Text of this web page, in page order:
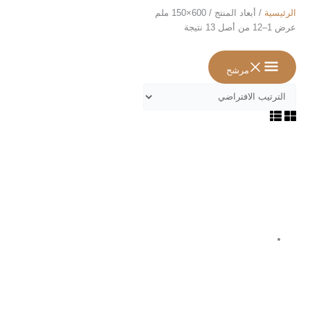
الرئيسية / أبعاد المنتج / 600×150 ملم
عرض 1–12 من أصل 13 نتيجة
مرشح